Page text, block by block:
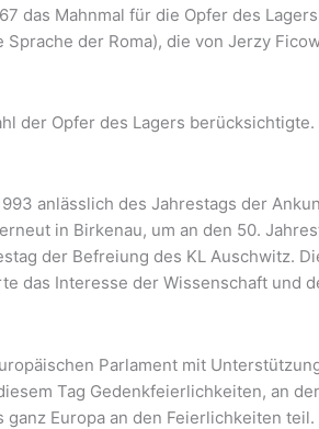
das Mahnmal für die Opfer des
der Roma), die von Jerzy
der Opfer des Lagers
anlässlich des Jahrestags der
in Birkenau, um an den 50.
der Befreiung des KL Auschwitz.
das Interesse der Wissenschaft und
Parlament mit
Tag Gedenkfeierlichkeiten, an
Europa an den Feierlichkeiten teil.